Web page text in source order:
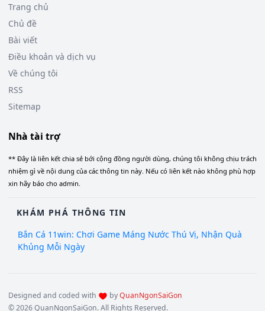
Trang chủ
Chủ đề
Bài viết
Điều khoản và dịch vụ
Về chúng tôi
RSS
Sitemap
Nhà tài trợ
** Đây là liên kết chia sẻ bới cộng đồng người dùng, chúng tôi không chịu trách
nhiệm gì về nội dung của các thông tin này. Nếu có liên kết nào không phù hợp
xin hãy báo cho admin.
KHÁM PHÁ THÔNG TIN
Bắn Cá 11win: Chơi Game Máng Nước Thú Vị, Nhận Quà
Khủng Mỗi Ngày
Designed and coded with byQuanNgonSaiGon
© 2026 QuanNgonSaiGon. All Rights Reserved.